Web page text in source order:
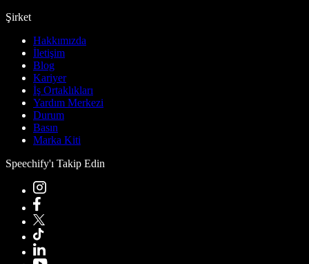
Şirket
Hakkımızda
İletişim
Blog
Kariyer
İş Ortaklıkları
Yardım Merkezi
Durum
Basın
Marka Kiti
Speechify'ı Takip Edin